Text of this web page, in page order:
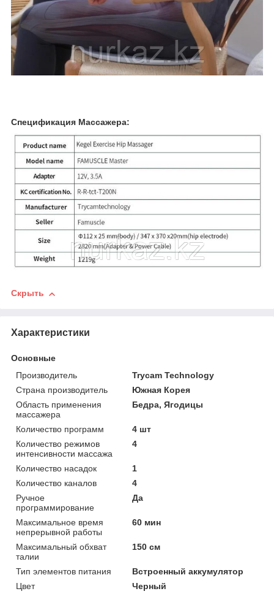
Спецификация Массажера:
Скрыть
Характеристики
Основные
Производитель
Trycam Technology
Страна производитель
Южная Корея
Область применения
массажера
Бедра, Ягодицы
Количество программ
4 шт
Количество режимов
интенсивности массажа
4
Количество насадок
1
Количество каналов
4
Ручное
программирование
Да
Максимальное время
непрерывной работы
60 мин
Максимальный обхват
талии
150 см
Тип элементов питания
Встроенный аккумулятор
Цвет
Черный